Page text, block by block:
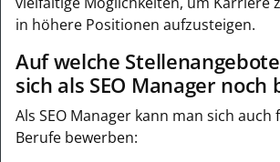
in höhere Positionen aufzusteigen.
Auf welche
sich als SEO Manager noch
Als SEO Manager kann man sich
Berufe bewerben: